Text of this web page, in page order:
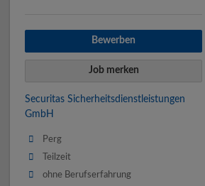
Bewerben
Job merken
Securitas Sicherheitsdienstleistungen
GmbH
Perg
Teilzeit
ohne Berufserfahrung